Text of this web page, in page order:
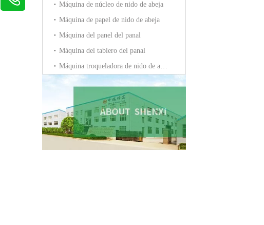
Máquina de núcleo de nido de abeja
Máquina de papel de nido de abeja
Máquina del panel del panal
Máquina del tablero del panal
Máquina troqueladora de nido de abeja